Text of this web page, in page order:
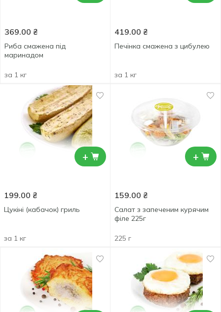
369.00 ₴
Риба смажена під
маринадом
за 1 кг
419.00 ₴
Печінка смажена з цибулею
за 1 кг
+
199.00 ₴
Цукіні (кабачок) гриль
за 1 кг
+
159.00 ₴
Салат з запеченим курячим
філе 225г
225 г